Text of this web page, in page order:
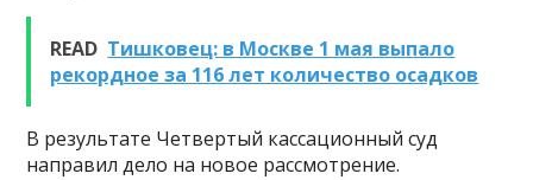
READ Тишковец: в Москве 1 мая выпало
рекордное за 116 лет количество осадков
В результате Четвертый кассационный суд
направил дело на новое рассмотрение.